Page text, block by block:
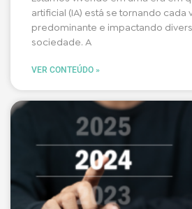
artificial (IA) está se tornando cada
predominante e impactando
sociedade. A
VER CONTEÚDO »